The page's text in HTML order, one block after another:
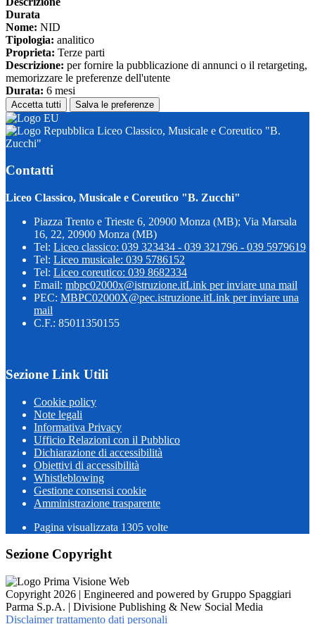
Durata
Nome: NID
Tipologia: analitico
Proprieta: Terze parti
Descrizione: per fornire la pubblicazione di annunci o il retargeting,
memorizzare le preferenze dell'utente
Durata: 6 mesi
Accetta tutti Salva le preferenze
Liceo Classico, Musicale e Coreutico "B.
Zucchi"
Contatti
Liceo Classico, Musicale e Coreutico "B. Zucchi"
Piazza Trento e Trieste 6, 20900 Monza (MB); Via Marsala
16, 22, 20900 Monza (MB)
Tel: Liceo classico: 039 323434 - 039 321796 - 039 5979619
Tel: Liceo musicale: 039 5786152
Tel: Liceo coreutico: 039 8682334
Email: mbpc02000x@istruzione.itLink per inviare una mail
PEC: MBPC02000X@pec.istruzione.itLink per inviare una
mail
C.F.: 85011350155
Sezione Link Utili
Cookie policy
Note legali
Informativa Privacy
Ufficio Relazioni con il Pubblico
Dichiarazione di accessibilità
Obiettivi di accessibilità
Whistleblowing
Gestione consensi cookie
Amministrazione trasparente
Pagina visualizzata 1305 volte
Sezione Copyright
Copyright 2026 | Engineered and powered by Gruppo Spaggiari
Parma S.p.A. | Divisione Publishing & New Social Media
Disclaimer trattamento dati personali